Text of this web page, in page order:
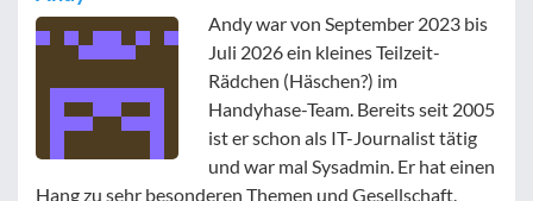
Andy war von September 2023 bis
Juli 2026 ein kleines Teilzeit-
Rädchen (Häschen?) im
Handyhase-Team. Bereits seit 2005
ist er schon als IT-Journalist tätig
und war mal Sysadmin. Er hat einen
Hang zu sehr besonderen Themen und Gesellschaft.